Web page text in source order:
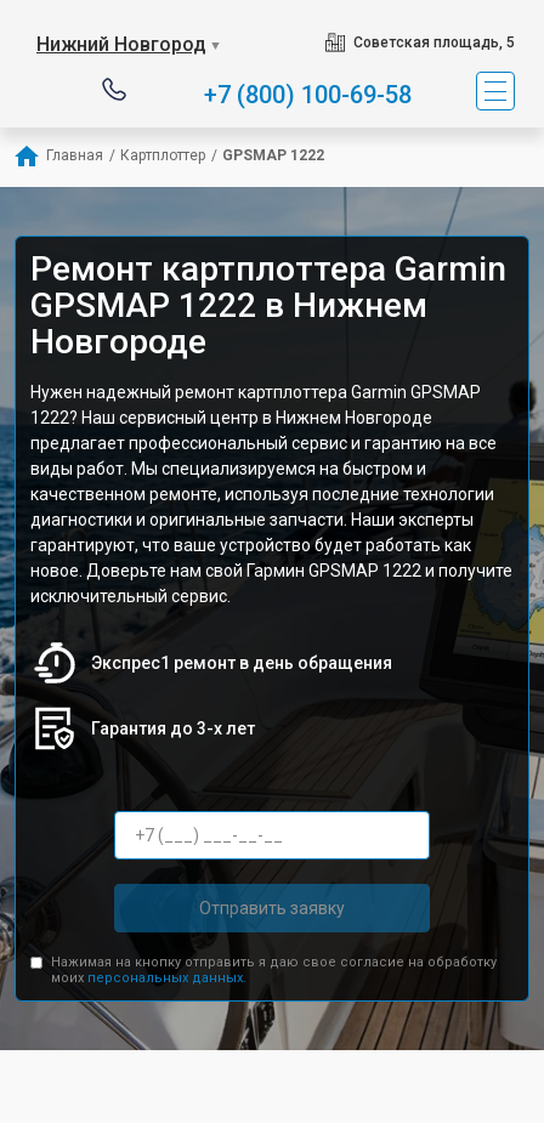
Нижний Новгород ▼ Советская площадь, 5
+7 (800) 100-69-58
Главная / Картплоттер / GPSMAP 1222
Ремонт картплоттера Garmin
GPSMAP 1222 в Нижнем
Новгороде
Нужен надежный ремонт картплоттера Garmin GPSMAP
1222? Наш сервисный центр в Нижнем Новгороде
предлагает профессиональный сервис и гарантию на все
виды работ. Мы специализируемся на быстром и
качественном ремонте, используя последние технологии
диагностики и оригинальные запчасти. Наши эксперты
гарантируют, что ваше устройство будет работать как
новое. Доверьте нам свой Гармин GPSMAP 1222 и получите
исключительный сервис.
Экспрес1 ремонт в день обращения
Гарантия до 3-х лет
Отправить заявку
Нажимая на кнопку отправить я даю свое согласие на обработку
моих персональных данных.